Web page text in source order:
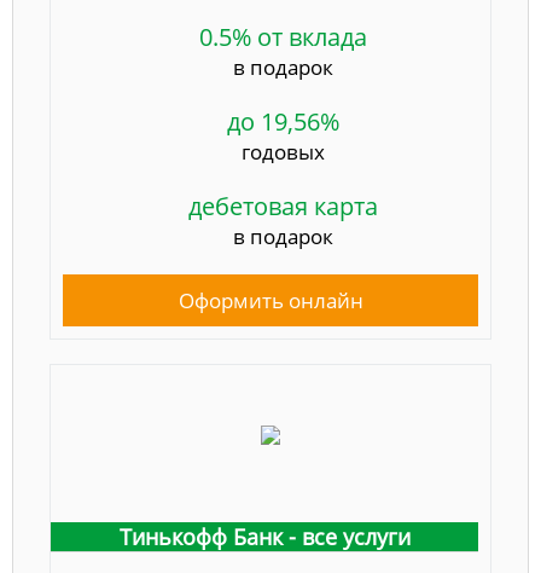
0.5% от вклада
в подарок
до 19,56%
годовых
дебетовая карта
в подарок
Оформить онлайн
Тинькофф Банк - все услуги